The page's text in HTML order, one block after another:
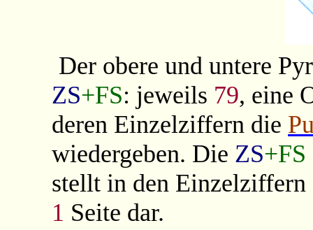
Der obere und untere
ZS+FS: jeweils 79, eine
deren Einzelziffern die
wiedergeben. Die ZS+FS
stellt in den
1 Seite dar.